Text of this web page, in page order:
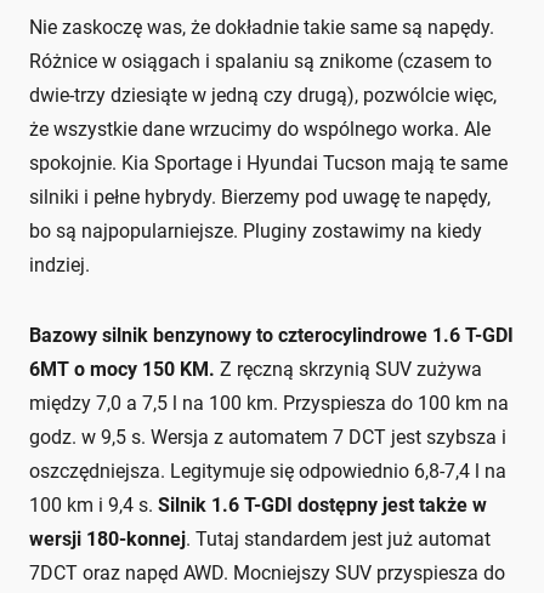
Nie zaskoczę was, że dokładnie takie same są napędy.
Różnice w osiągach i spalaniu są znikome (czasem to
dwie-trzy dziesiąte w jedną czy drugą), pozwólcie więc,
że wszystkie dane wrzucimy do wspólnego worka. Ale
spokojnie. Kia Sportage i Hyundai Tucson mają te same
silniki i pełne hybrydy. Bierzemy pod uwagę te napędy,
bo są najpopularniejsze. Pluginy zostawimy na kiedy
indziej.
Bazowy silnik benzynowy to czterocylindrowe 1.6 T-GDI
6MT o mocy 150 KM. Z ręczną skrzynią SUV zużywa
między 7,0 a 7,5 l na 100 km. Przyspiesza do 100 km na
godz. w 9,5 s. Wersja z automatem 7 DCT jest szybsza i
oszczędniejsza. Legitymuje się odpowiednio 6,8-7,4 l na
100 km i 9,4 s. Silnik 1.6 T-GDI dostępny jest także w
wersji 180-konnej. Tutaj standardem jest już automat
7DCT oraz napęd AWD. Mocniejszy SUV przyspiesza do